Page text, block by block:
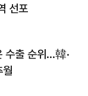
선포
수출 순위…韓·